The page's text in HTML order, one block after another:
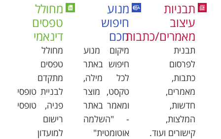
תבניות
עיצוב
מאמרים/כתבות
תבנית
לפרסום
כתבות,
מאמרים,
חדשות,
המלצות,
קישורים ועוד.
מנוע
חיפוש
חכם
מיקום מנוע
חיפוש באתר
לכל מילה,
טקסט, מוצר
ומאמר באתר
- "השלמה
אוטומטית"
מחולל
טפסים
דינאמי
מחולל
טפסים
מתקדם
לבניית טופסי
פניה, טופסי
רישום
למועדון